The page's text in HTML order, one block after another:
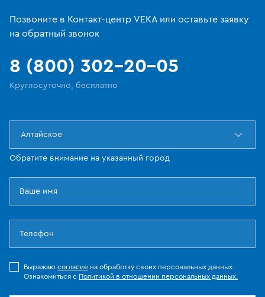
Позвоните в Контакт-центр VEKA или оставьте заявку
на обратный звонок
8 (800) 302-20-05
Круглосуточно, бесплатно
Алтайское
Обратите внимание на указанный город
Выражаю согласие на обработку своих персональных данных.
Ознакомиться с Политикой в отношении персональных данных.